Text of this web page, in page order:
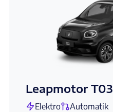
Leapmotor T03
Elektro Automatik